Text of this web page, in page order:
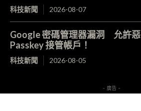
科技新聞 2026-08-07
Google 密碼管理器漏洞 允許
Passkey 接管帳戶！
科技新聞 2026-08-05
- 廣告 -